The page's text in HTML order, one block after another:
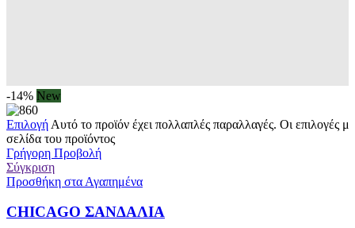
-14% New
Επιλογή Αυτό το προϊόν έχει πολλαπλές παραλλαγές. Οι επιλογές
σελίδα του προϊόντος
Γρήγορη Προβολή
Σύγκριση
Προσθήκη στα Αγαπημένα
CHICAGO ΣΑΝΔΑΛΙΑ